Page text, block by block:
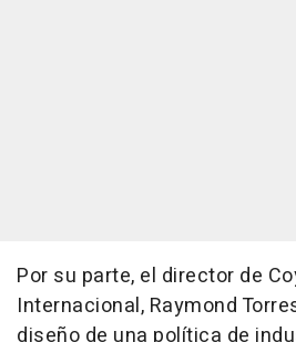
Por su parte, el director de
Internacional, Raymond
diseño de una política de